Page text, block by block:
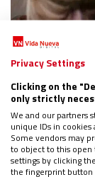
comunión a
camino a
03/03/2023|JOSÉ
Tras ser
argumenta en
colectivos
Privacy Settings
Clicking on the
only strictly
We and our partners
unique IDs in
Some vendors may
to object to this open
settings by clicking
the fingerprint